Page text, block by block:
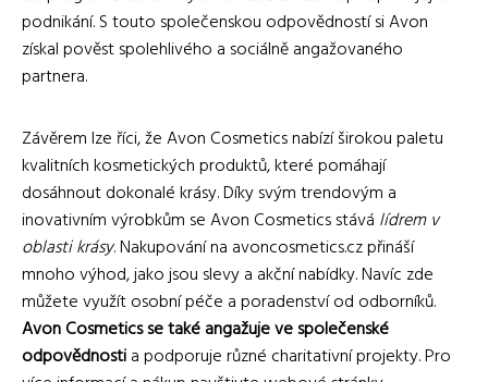
podnikání. S touto společenskou odpovědností si Avon
získal pověst spolehlivého a sociálně angažovaného
partnera.
Závěrem lze říci, že Avon Cosmetics nabízí širokou paletu
kvalitních kosmetických produktů, které pomáhají
dosáhnout dokonalé krásy. Díky svým trendovým a
inovativním výrobkům se Avon Cosmetics stává lídrem v
oblasti krásy. Nakupování na avoncosmetics.cz přináší
mnoho výhod, jako jsou slevy a akční nabídky. Navíc zde
můžete využít osobní péče a poradenství od odborníků.
Avon Cosmetics se také angažuje ve společenské
odpovědnostia podporuje různé charitativní projekty. Pro